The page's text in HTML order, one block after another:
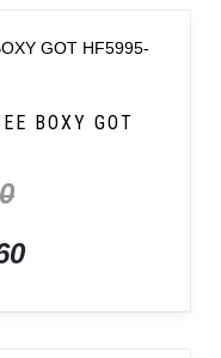
BOXY GOT